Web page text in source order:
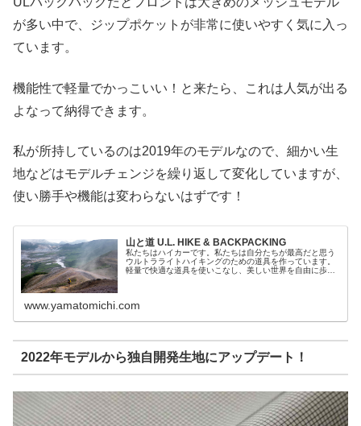
が多い中で、ジップポケットが非常に使いやすく気に入っ
ています。
機能性で軽量でかっこいい！と来たら、これは人気が出る
よなって納得できます。
私が所持しているのは2019年のモデルなので、細かい生
地などはモデルチェンジを繰り返して変化していますが、
使い勝手や機能は変わらないはずです！
山と道 U.L. HIKE & BACKPACKING
私たちはハイカーです。私たちは自分たちが最高だと思う
ウルトラライトハイキングのための道具を作っています。
軽量で快適な道具を使いこなし、美しい世界を自由に歩き
www.yamatomichi.com
2022年モデルから独自開発生地にアップデート！